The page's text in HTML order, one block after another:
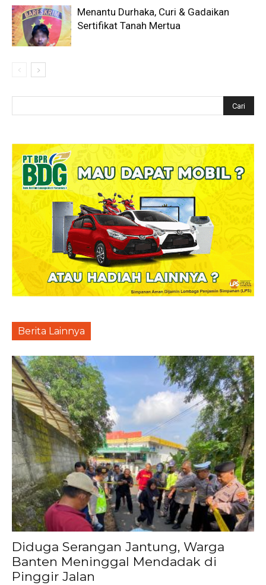
Menantu Durhaka, Curi & Gadaikan
Sertifikat Tanah Mertua
Berita Lainnya
Diduga Serangan Jantung, Warga
Banten Meninggal Mendadak di
Pinggir Jalan